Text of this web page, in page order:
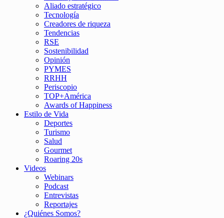
Aliado estratégico
Tecnología
Creadores de riqueza
Tendencias
RSE
Sostenibilidad
Opinión
PYMES
RRHH
Periscopio
TOP+América
Awards of Happiness
Estilo de Vida
Deportes
Turismo
Salud
Gourmet
Roaring 20s
Videos
Webinars
Podcast
Entrevistas
Reportajes
¿Quiénes Somos?